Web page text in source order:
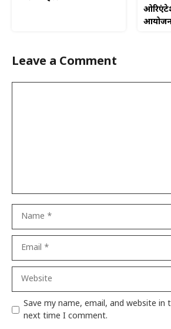
आयोजन
Leave a Comment
Website
Save my name, email, and website in
next time I comment.